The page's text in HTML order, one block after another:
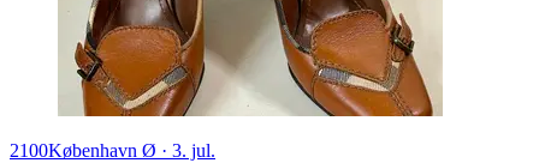
2100København Ø · 3. jul.